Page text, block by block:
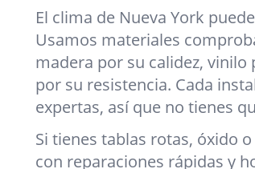
El clima de Nueva York
Usamos materiales
madera por su calidez,
por su resistencia. Cada
expertas, así que no tienes
Si tienes tablas rotas, óxido
con reparaciones rápidas y